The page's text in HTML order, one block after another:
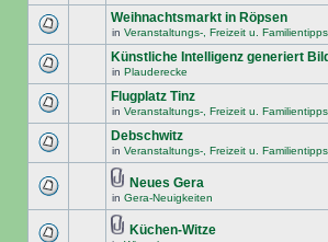
Weihnachtsmarkt in Röpsen
in Veranstaltungs-, Freizeit u. Familientipps
Künstliche Intelligenz generiert
in Plauderecke
Flugplatz Tinz
in Veranstaltungs-, Freizeit u. Familientipps
Debschwitz
in Veranstaltungs-, Freizeit u. Familientipps
Neues Gera
in Gera-Neuigkeiten
Küchen-Witze